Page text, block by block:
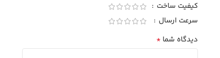
کیفیت ساخت
سرعت ارسال
دیدگاه شما *